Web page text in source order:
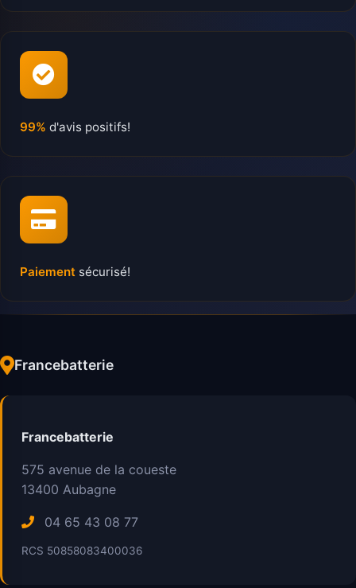
99% d'avis positifs!
Paiement sécurisé!
Francebatterie
Francebatterie
575 avenue de la coueste
13400 Aubagne
04 65 43 08 77
RCS 50858083400036